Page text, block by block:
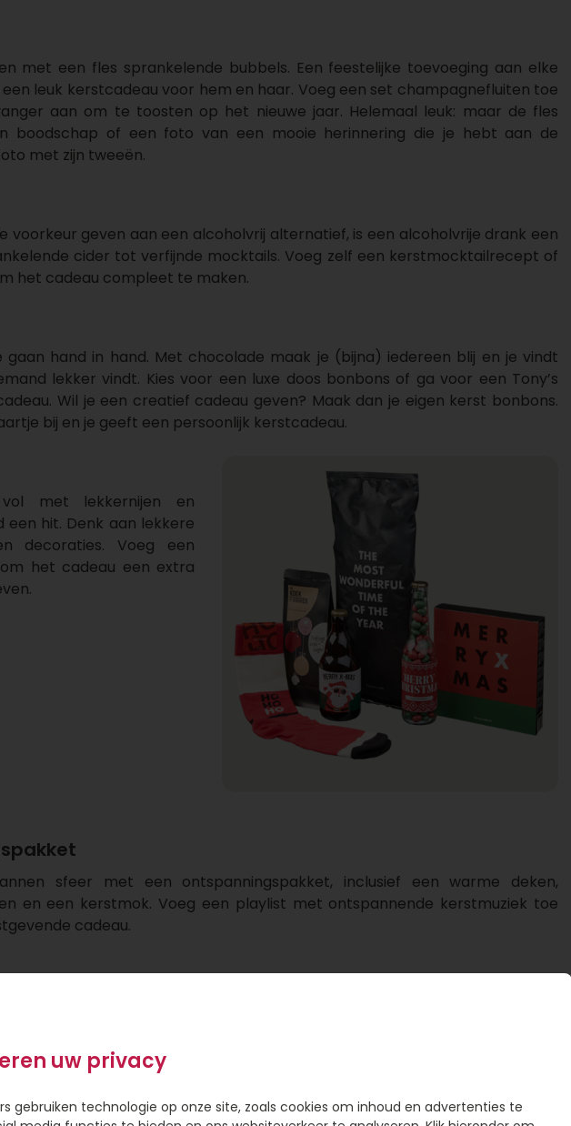
met een fles sprankelende bubbels. Een feestelijke toevoeging aan elke
leuk kerstcadeau voor hem en haar. Voeg een set champagnefluiten toe
aan om te toosten op het nieuwe jaar. Helemaal leuk: maar de fles
boodschap of een foto van een mooie herinnering die je hebt aan de
met zijn tweeën.
voorkeur geven aan een alcoholvrij alternatief, is een alcoholvrije drank een
cider tot verfijnde mocktails. Voeg zelf een kerstmocktailrecept of
het cadeau compleet te maken.
gaan hand in hand. Met chocolade maak je (bijna) iedereen blij en je vindt
lekker vindt. Kies voor een luxe doos bonbons of ga voor een Tony’s
Wil je een creatief cadeau geven? Maak dan je eigen kerst bonbons.
bij en je geeft een persoonlijk kerstcadeau.
met lekkernijen en
een hit. Denk aan lekkere
decoraties. Voeg een
het cadeau een extra
sfeer met een ontspanningspakket, inclusief een warme deken,
en een kerstmok. Voeg een playlist met ontspannende kerstmuziek toe
cadeau.
is een pakket voor een filmavond een geweldig idee. Voeg wat popcorn,
een Pathé thuis voucher toe voor een complete ervaring. Stel een lijst
kerstfilms voor een gezellige filmavond.
uw privacy
gebruiken technologie op onze site, zoals cookies om inhoud en advertenties te